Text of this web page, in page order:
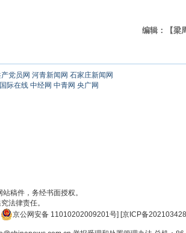
编辑：【梁
党员网 河青新闻网 石家庄新闻网
国际在线 中经网 中青网 央广网
稿件，务经书面授权。
法律责任。
京公网安备 11010202009201号] [京ICP备